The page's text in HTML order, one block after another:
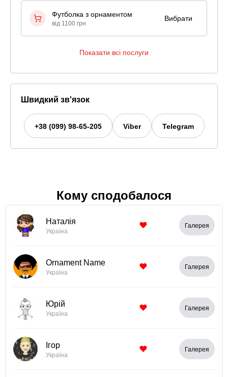
Футболка з орнаментом
від 1100 грн
Вибрати
Показати всі послуги
Швидкий зв'язок
+38 (099) 98-65-205 Viber Telegram
Кому сподобалося
Наталія
Україна
Галерея
Ornament Name
Україна
Галерея
Юрій
Україна
Галерея
Ігор
Україна
Галерея